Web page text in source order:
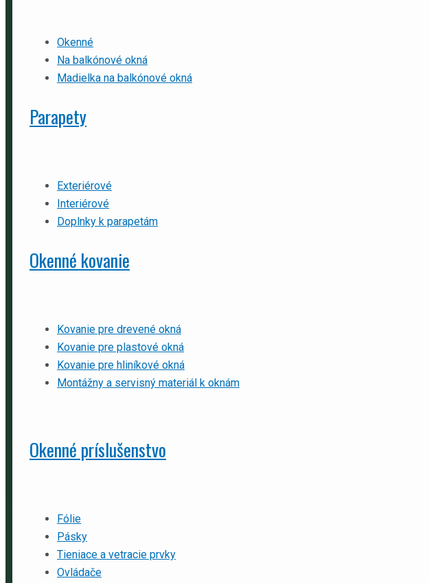
Okenné
Na balkónové okná
Madielka na balkónové okná
Parapety
Exteriérové
Interiérové
Doplnky k parapetám
Okenné kovanie
Kovanie pre drevené okná
Kovanie pre plastové okná
Kovanie pre hliníkové okná
Montážny a servisný materiál k oknám
Okenné príslušenstvo
Fólie
Pásky
Tieniace a vetracie prvky
Ovládače